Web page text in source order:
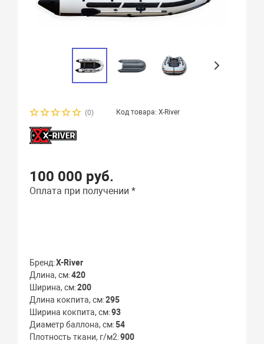
(0) Код товара: X-River
100 000 руб.
Оплата при получении *
Бренд X-River
Длина, см 420
Ширина, см 200
Длина кокпита, см 295
Ширина кокпита, см 93
Диаметр баллона, см 54
Плотность ткани, г/м2 900